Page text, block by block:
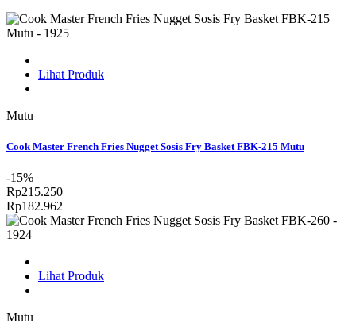
Lihat Produk
Mutu
Cook Master French Fries Nugget Sosis Fry Basket FBK-215 Mutu
-15%
Rp215.250
Rp182.962
Lihat Produk
Mutu